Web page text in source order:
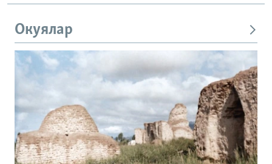
Окуялар